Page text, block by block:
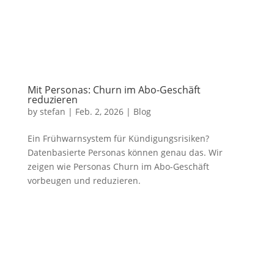
Mit Personas: Churn im Abo-Geschäft
reduzieren
by stefan | Feb. 2, 2026| Blog
Ein Frühwarnsystem für Kündigungsrisiken?
Datenbasierte Personas können genau das. Wir
zeigen wie Personas Churn im Abo-Geschäft
vorbeugen und reduzieren.